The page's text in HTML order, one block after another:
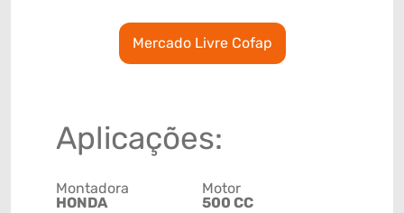
Mercado Livre Cofap
Aplicações:
Montadora
HONDA
Motor
500 CC